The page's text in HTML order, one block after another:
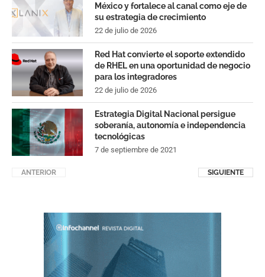
México y fortalece al canal como eje de
su estrategia de crecimiento
22 de julio de 2026
Red Hat convierte el soporte extendido
de RHEL en una oportunidad de negocio
para los integradores
22 de julio de 2026
Estrategia Digital Nacional persigue
soberanía, autonomía e independencia
tecnológicas
7 de septiembre de 2021
ANTERIOR SIGUIENTE